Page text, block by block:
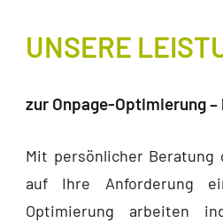
UNSERE
zur Onpage-Optimierung
Mit persönlicher Beratung
auf Ihre Anforderung
Optimierung arbeiten